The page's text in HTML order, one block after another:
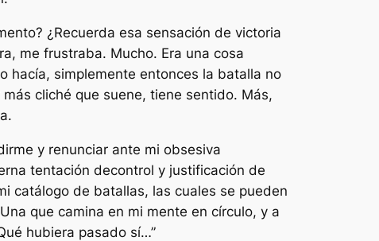
¿Recuerda esa sensación de victoria
me frustraba. Mucho. Era una cosa
hacía, simplemente entonces la batalla no
cliché que suene, tiene sentido. Más,
y renunciar ante mi obsesiva
tentación decontrol y justificación de
catálogo de batallas, las cuales se pueden
que camina en mi mente en círculo, y a
hubiera pasado sí…”